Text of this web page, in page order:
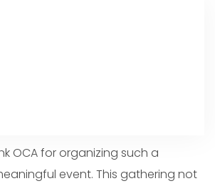
OCA for organizing such a
event. This gathering not